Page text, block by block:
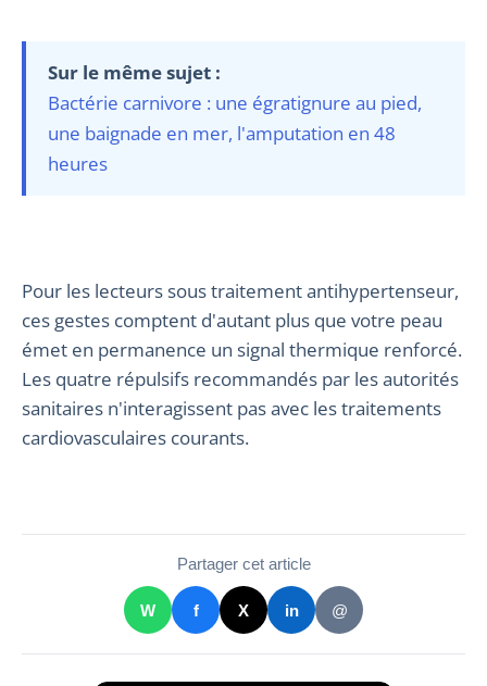
Sur le même sujet :
Bactérie carnivore : une égratignure au pied,
une baignade en mer, l'amputation en 48
heures
Pour les lecteurs sous traitement antihypertenseur,
ces gestes comptent d'autant plus que votre peau
émet en permanence un signal thermique renforcé.
Les quatre répulsifs recommandés par les autorités
sanitaires n'interagissent pas avec les traitements
cardiovasculaires courants.
Partager cet article
W f X in @